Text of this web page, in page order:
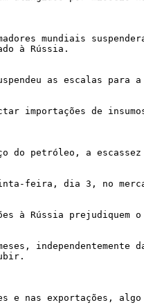
mundiais
à Rússia.
as escalas para
de
do petróleo, a
feira, dia 3, no
à Rússia